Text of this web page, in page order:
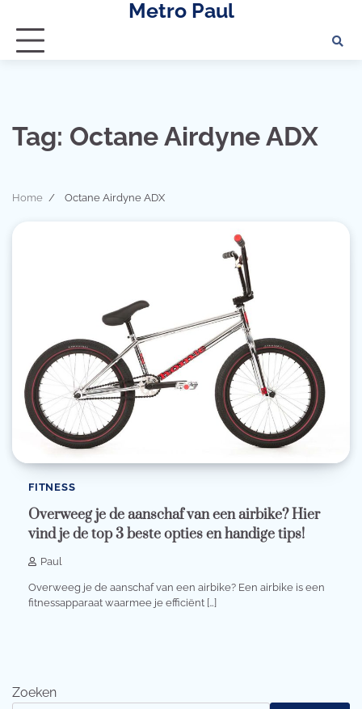
content
Metro Paul
Tag: Octane Airdyne ADX
Home Octane Airdyne ADX
FITNESS
Overweeg je de aanschaf van een airbike? Hier
vind je de top 3 beste opties en handige tips!
Paul
Overweeg je de aanschaf van een airbike? Een airbike is een
fitnessapparaat waarmee je efficiënt […]
Zoeken